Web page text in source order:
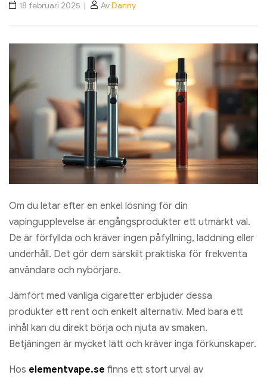
18 februari 2025 AvDanny
Om du letar efter en enkel lösning för din
vapingupplevelse är engångsprodukter ett utmärkt val.
De är förfyllda och kräver ingen påfyllning, laddning eller
underhåll. Det gör dem särskilt praktiska för frekventa
användare och nybörjare.
Jämfört med vanliga cigaretter erbjuder dessa
produkter ett rent och enkelt alternativ. Med bara ett
inhål kan du direkt börja och njuta av smaken.
Betjäningen är mycket lätt och kräver inga förkunskaper.
Hos elementvape.se finns ett stort urval av